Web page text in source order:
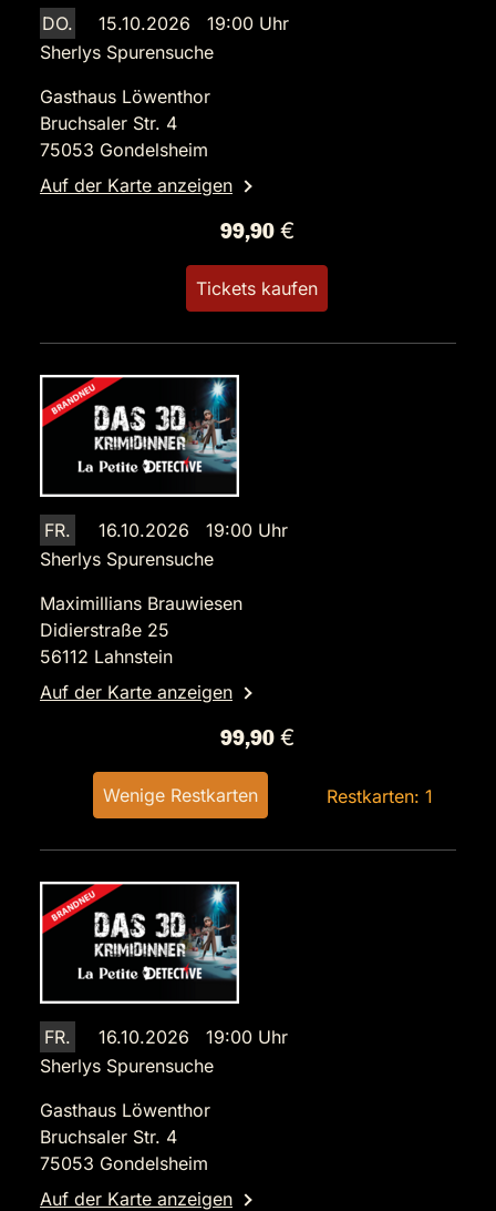
DO.
15.10.2026 19:00 Uhr
Sherlys Spurensuche
Gasthaus Löwenthor
Bruchsaler Str. 4
75053 Gondelsheim
Auf der Karte anzeigen
99,90 €
Tickets kaufen
FR.
16.10.2026 19:00 Uhr
Sherlys Spurensuche
Maximillians Brauwiesen
Didierstraße 25
56112 Lahnstein
Auf der Karte anzeigen
99,90 €
Wenige Restkarten Restkarten: 1
FR.
16.10.2026 19:00 Uhr
Sherlys Spurensuche
Gasthaus Löwenthor
Bruchsaler Str. 4
75053 Gondelsheim
Auf der Karte anzeigen